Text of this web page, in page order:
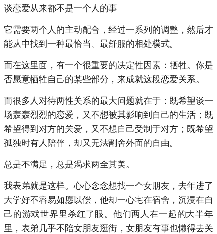
谈恋爱从来都不是一个人的事
它需要两个人的主动配合，经过一系列的调整，然后才
能从中找到一种最恰当、最舒服的相处模式。
而在这里面，有一个很重要的决定性因素：牺牲。你是
否愿意牺牲自己的某些部分，来成就这段恋爱关系。
而很多人对待两性关系的最大问题就在于：既希望谈一
场轰轰烈烈的恋爱，又不想被其影响到自己的生活；既
希望得到对方的关爱，又不想自己受制于对方；既希望
孤独时有人陪伴，却又无法割舍外面的自由。
总是不满足，总是渴求两全其美。
我表弟就是这样。心心念念想找一个女朋友，去年进了
大学好不容易如愿以偿，他却一心宅在宿舍，沉浸在自
己的游戏世界里杀红了眼。他们两人在一起的大半年
里，表弟几乎不陪女朋友逛街，女朋友有事也懒得去关